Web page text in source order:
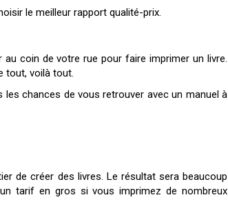
le meilleur rapport qualité-prix.
coin de votre rue pour faire imprimer un livre.
tout, voilà tout.
chances de vous retrouver avec un manuel à
de créer des livres. Le résultat sera beaucoup
tarif en gros si vous imprimez de nombreux